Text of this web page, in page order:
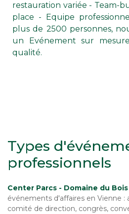
restauration variée - Team-
place - Equipe professionnelle
plus de 2500 personnes,
un Evénement sur
qualité.
Types
professionnels
Center Parcs - Domaine du
événements d'affaires en Vienne :
comité de direction, congrès,